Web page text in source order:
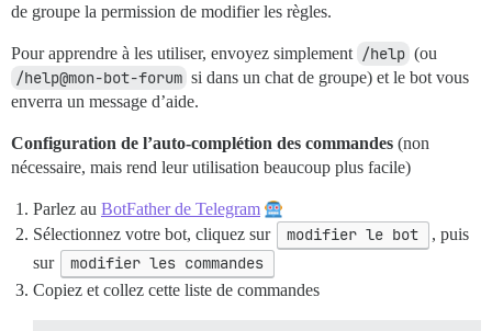
de groupe la permission de modifier les règles.
Pour apprendre à les utiliser, envoyez simplement /help (ou
/help@mon-bot-forum si dans un chat de groupe) et le bot vous
enverra un message d’aide.
Configuration de l’auto-complétion des commandes (non
nécessaire, mais rend leur utilisation beaucoup plus facile)
Parlez au BotFather de Telegram
Sélectionnez votre bot, cliquez sur
modifier le bot
, puis
sur
modifier les commandes
Copiez et collez cette liste de commandes